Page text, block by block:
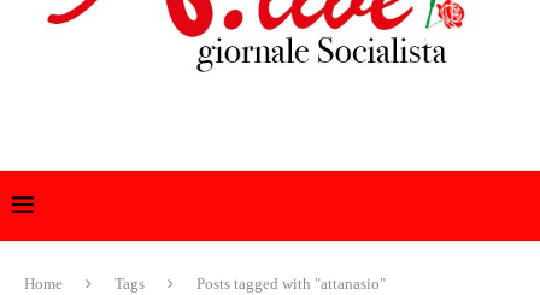
Home Tags Posts tagged with "attanasio"